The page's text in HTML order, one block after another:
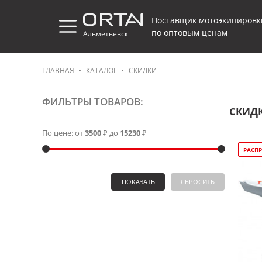
Альметьевск
Поставщик
по оптовым ценам
ГЛАВНАЯ КАТАЛОГ СКИДКИ
ФИЛЬТРЫ ТОВАРОВ:
По цене: от3500₽ до 15230₽
ПОКАЗАТЬ СБРОСИТЬ